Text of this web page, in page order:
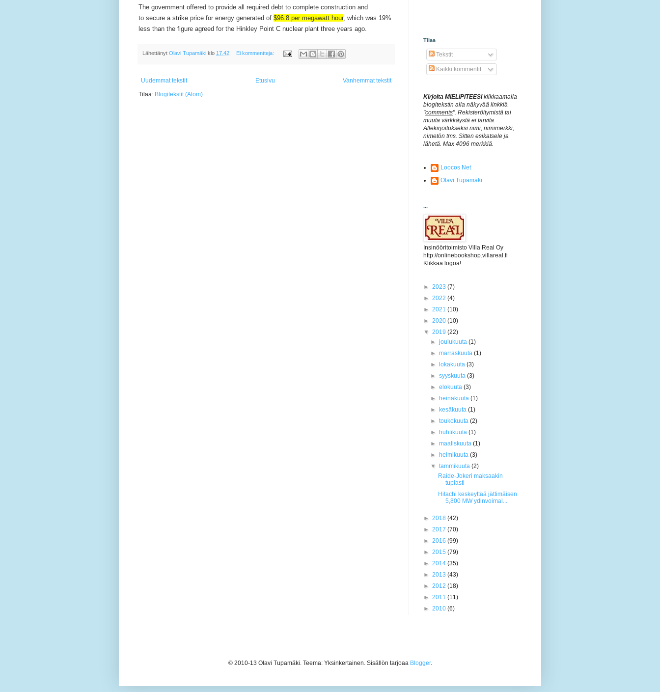
The government offered to provide all required debt to complete construction and
to secure a strike price for energy generated of $96.8 per megawatt hour, which was 19%
less than the figure agreed for the Hinkley Point C nuclear plant three years ago.
Lähettänyt Olavi Tupamäki klo 17.42 Ei kommentteja:
Uudemmat tekstit Vanhemmat tekstit
Etusivu
Tilaa: Blogitekstit (Atom)
Tilaa
Tekstit
Kaikki kommentit
Kirjoita MIELIPITEESIklikkaamalla
blogitekstin alla näkyvää linkkiä
"comments". Rekisteröitymistä tai
muuta värkkäystä ei tarvita.
Allekirjoitukseksi nimi, nimimerkki,
nimetön tms. Sitten esikatsele ja
lähetä. Max 4096 merkkiä.
Loocos Net
Olavi Tupamäki
...
Insinööritoimisto Villa Real Oy
http://onlinebookshop.villareal.fi
Klikkaa logoa!
► 2023 (7)
► 2022 (4)
► 2021 (10)
► 2020 (10)
▼ 2019 (22)
►joulukuuta(1)
►marraskuuta(1)
►
lokakuuta(3)
►syyskuuta(3)
►elokuuta(3)
►
heinäkuuta(1)
►
kesäkuuta(1)
►toukokuuta(2)
►
huhtikuuta(1)
►maaliskuuta(1)
►
helmikuuta(3)
▼tammikuuta(2)
Raide-Jokeri maksaakin
tuplasti
Hitachi keskeyttää jättimäisen
5,800 MW ydinvoimal...
► 2018 (42)
► 2017 (70)
► 2016 (99)
► 2015 (79)
► 2014 (35)
► 2013 (43)
► 2012 (18)
► 2011 (11)
► 2010 (6)
© 2010-13 Olavi Tupamäki. Teema: Yksinkertainen. Sisällön tarjoaa Blogger.